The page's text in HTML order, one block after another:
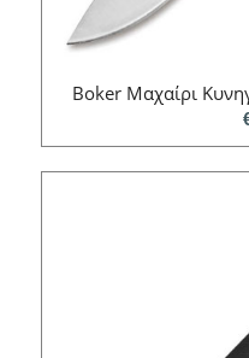
Boker Μαχαίρι